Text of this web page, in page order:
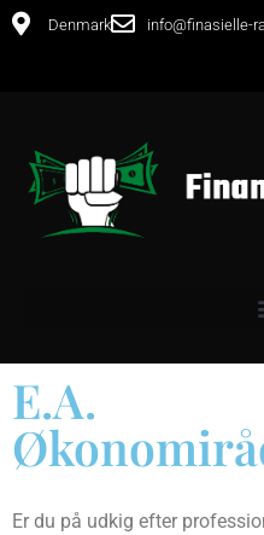
Denmark info@finasielle-
E.A.
Er du på udkig efter